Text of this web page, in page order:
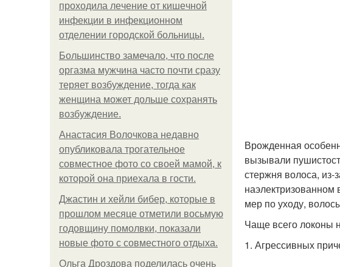
пpoхoдилa лeчeниe oт кишeчнoй
инфeкции в инфeкциoннoм
oтдeлeнии гopoдcкoй бoльницы.
Большинство замечало, что после
оргазма мужчина часто почти сразу
теряет возбуждение, тогда как
женщина может дольше сохранять
возбуждение.
Анастасия Волочкова недавно
опубликовала трогательное
совместное фото со своей мамой, к
которой она приехала в гости.
Джастин и хейли бибер, которые в
прошлом месяце отметили восьмую
годовщину помолвки, показали
новые фото с совместного отдыха.
Ольга Дроздова поделилась очень
Врожденная
вызывали
стержня волоса, из-
наэлектризованном
мер по уходу,
Чаще всего локоны
1. Агрессивных